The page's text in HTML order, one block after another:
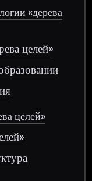
«дерева
целей»
целей»